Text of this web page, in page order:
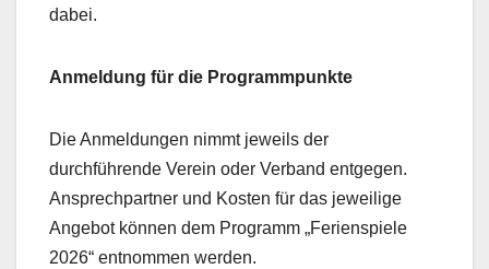
dabei.
Anmeldung für die Programmpunkte
Die Anmeldungen nimmt jeweils der
durchführende Verein oder Verband entgegen.
Ansprechpartner und Kosten für das jeweilige
Angebot können dem Programm „Ferienspiele
2026“ entnommen werden.